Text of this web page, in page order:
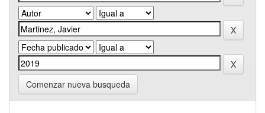
Comenzar nueva busqueda